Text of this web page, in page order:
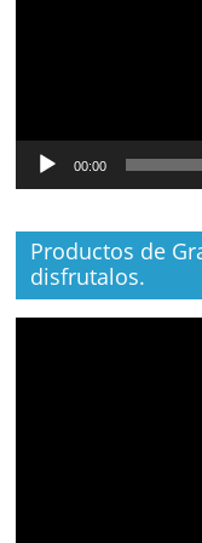
00:00
Productos de
disfrutalos.